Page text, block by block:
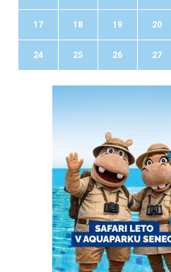
17 18 19 20
24 25 26 27